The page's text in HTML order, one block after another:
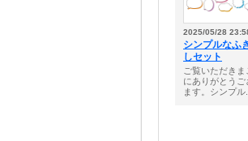
2025/05/28
シンプルなふ
しセット
ご覧いただきま
にありがとうご
ます。シンプル...